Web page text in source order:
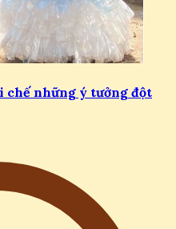
những ý tưởng đột